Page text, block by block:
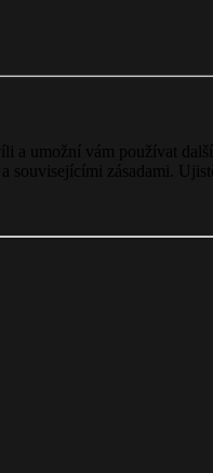
a umožní vám používat
souvisejícími zásadami.